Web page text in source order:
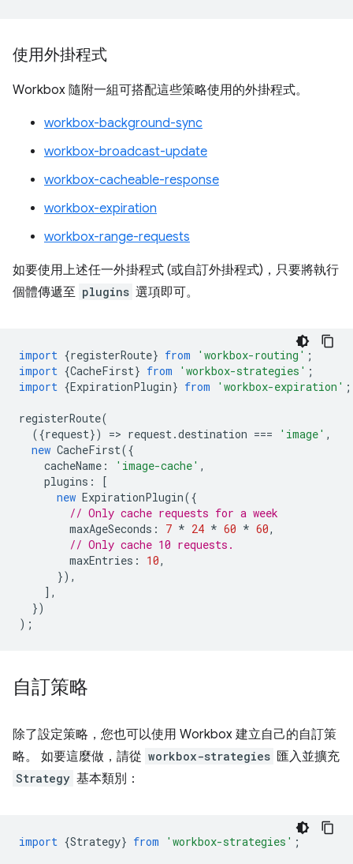
使用外掛程式
Workbox 隨附一組可搭配這些策略使用的外掛程式。
workbox-background-sync
workbox-broadcast-update
workbox-cacheable-response
workbox-expiration
workbox-range-requests
如要使用上述任一外掛程式 (或自訂外掛程式)，只要將執行
個體傳遞至 plugins 選項即可。
import {registerRoute} from 'workbox-routing' ;
import {CacheFirst} from 'workbox-strategies' ;
import {ExpirationPlugin} from 'workbox-expiration' ;
registerRoute(
({request}) => request .destination === 'image' ,
new CacheFirst({
cacheName : 'image-cache' ,
plugins :
[
new ExpirationPlugin({
// Only cache requests for a week
maxAgeSeconds : 7 * 24 * 60 * 60,
// Only cache 10 requests.
maxEntries : 10,
}),
],
})
);
自訂策略
除了設定策略，您也可以使用 Workbox 建立自己的自訂策
略。 如要這麼做，請從 workbox-strategies 匯入並擴充
Strategy 基本類別：
import {Strategy} from 'workbox-strategies' ;